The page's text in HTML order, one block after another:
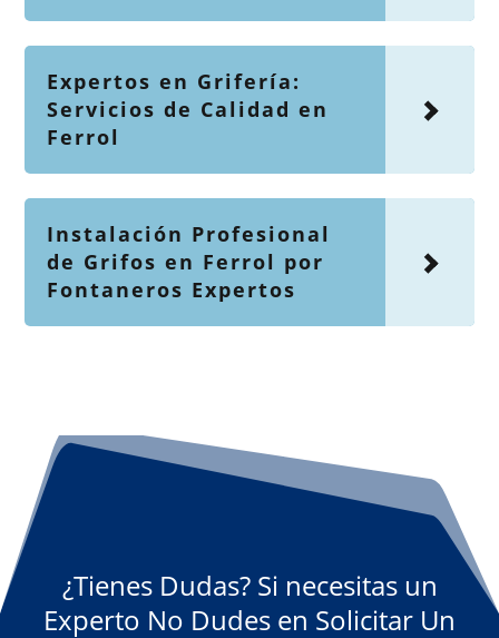
Expertos en Grifería:
Servicios de Calidad en
Ferrol
Instalación Profesional
de Grifos en Ferrol por
Fontaneros Expertos
¿Tienes Dudas? Si necesitas un
Experto No Dudes en Solicitar Un